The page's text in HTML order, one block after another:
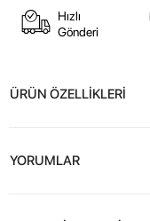
Hızlı
Gönderi
ÜRÜN ÖZELLİKLERİ
YORUMLAR